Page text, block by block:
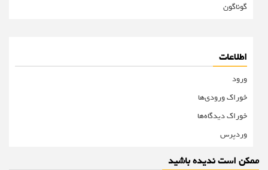
گوناگون
اطلاعات
ورود
خوراک ورودی‌ها
خوراک دیدگاه‌ها
وردپرس
ممکن است ندیده باشید